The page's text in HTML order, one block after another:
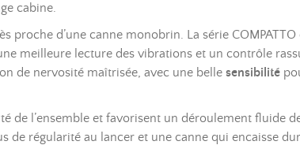
cabine.
proche d’une canne monobrin. La série
meilleure lecture des vibrations et un contrôle
de nervosité maîtrisée, avec une belle sensibilité
de l’ensemble et favorisent un déroulement fluide
régularité au lancer et une canne qui encaisse